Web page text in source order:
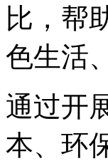
比，帮
色生活
通过开
本、环